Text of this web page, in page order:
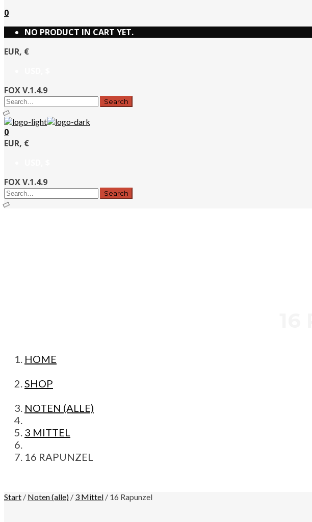
0
NO PRODUCT IN CART YET.
EUR, €
FOX V.1.4.9
0
EUR, €
FOX V.1.4.9
HOME
SHOP
NOTEN (ALLE)
3 MITTEL
16 RAPUNZEL
Start / Noten (alle) / 3 Mittel / 16 Rapunzel